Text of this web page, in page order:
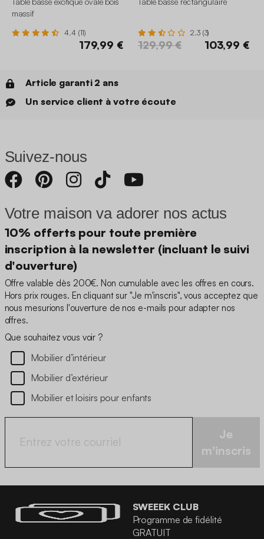
massif
4.4 (11)
179,99 €
2.3 (3)
129,99 € 103,99 €
Article garanti 2 ans
Un service client à votre écoute
Suivez-nous
Votre maison va adorer nos actus
10% offerts pour toute première
inscription à la newsletter (incluant le suivi
d'ouverture)
Offre valable dès 200€. Non cumulable avec les offres en cours.
Hors prix rouges. En cliquant sur "Je m'inscris", vous acceptez que
nous mesurions l'ouverture de nos e-mails pour adapter nos
offres.
Que souhaitez vous voir ?
Mobilier d’intérieur
Mobilier d’extérieur
Mobilier et loisirs pour enfants
Je
m'inscris
SWEEEK CLUB
Programme de fidélité
GRATUIT